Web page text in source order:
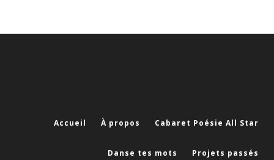
Accueil À propos Cabaret Poésie All Star
Danse tes mots Projets passés